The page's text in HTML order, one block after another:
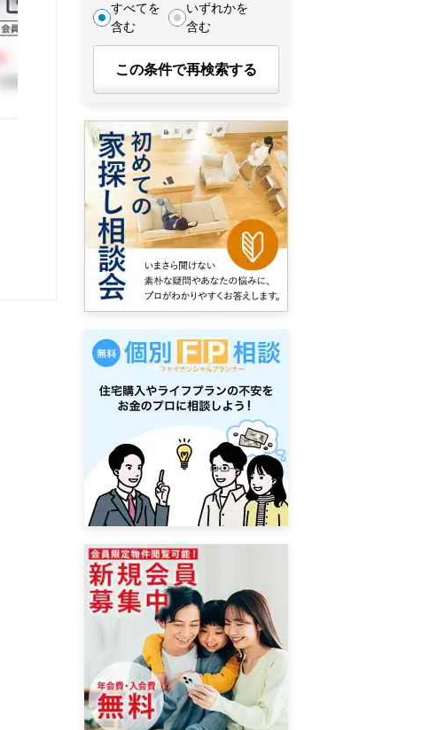
すべてを
含む
いずれかを
含む
この条件で再検索する